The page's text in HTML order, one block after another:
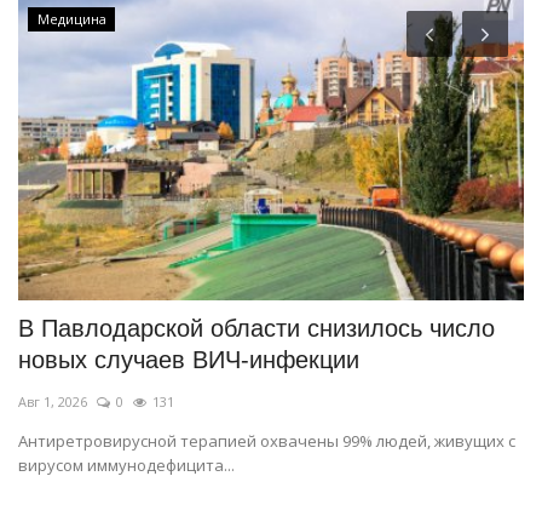
Медицина
В Павлодарской области снизилось число
новых случаев ВИЧ-инфекции
Авг 1, 2026 0 131
Антиретровирусной терапией охвачены 99% людей, живущих с
вирусом иммунодефицита...